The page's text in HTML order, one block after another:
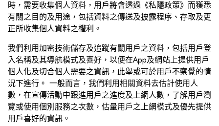
時，需要收集個人資料，用戶將會透過《私隱政策》而獲悉
有關之目的及用途，包括資料之傳送及披露程序、存取及更
正所收集個人資料之權利。
我們利用加密技術儲存及追蹤有關用戶之資料，包括用戶登
入名稱及其導航模式及喜好，以便在App及網站上提供用戶
個人化及切合個人需要之資訊，此舉或可於用戶不察覺的情
況下進行。 一般而言，我們利用相關資料去估計使用人
數，在宣傳活動中跟進用戶之進度及上網人數，了解用戶瀏
覽或使用個別服務之次數，估量用戶之上網模式及優先提供
用戶喜好的資訊。